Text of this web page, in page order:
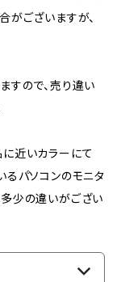
がございますが、
すので、売り違い
近いカラーにて
るパソコンのモニタ
少の違いがござい